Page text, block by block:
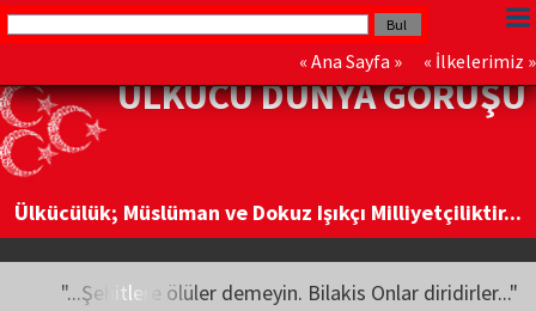
« Ana Sayfa » « İlkelerimiz »
ÜLKÜCÜ DÜNYA GÖRÜŞÜ
Ülkücülük; Müslüman ve Dokuz Işıkçı Milliyetçiliktir...
"...Şehitlere ölüler demeyin. Bilakis Onlar diridirler..."